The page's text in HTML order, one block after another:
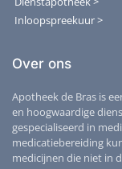
Inloopspreekuur >
Over ons
Apotheek de Bras is
en hoogwaardige
gespecialiseerd in
medicatiebereiding
medicijnen die niet in